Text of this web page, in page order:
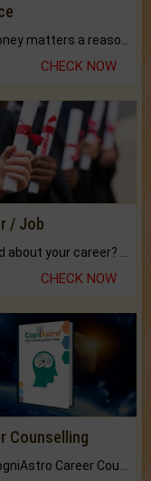
CHECK NOW
/ Job
CHECK NOW
Counselling